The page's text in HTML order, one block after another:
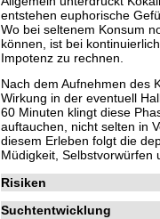
entstehen euphorische
Wo bei seltenem Konsum
können, ist bei
Impotenz zu rechnen.
Nach dem Aufnehmen des
Wirkung in der eventuell
60 Minuten klingt diese
auftauchen, nicht selten in
diesem Erleben folgt die
Müdigkeit, Selbstvorwürfen
Risiken
Suchtentwicklung